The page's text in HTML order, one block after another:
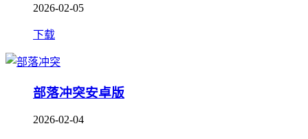
2026-02-05
下载
部落冲突安卓版
2026-02-04